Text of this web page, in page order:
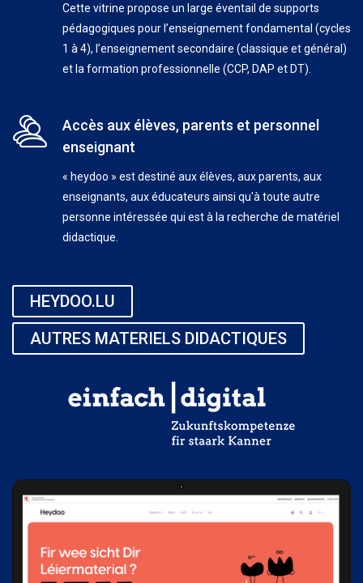
Cette vitrine propose un large éventail de supports
pédagogiques pour l’enseignement fondamental (cycles
1 à 4), l’enseignement secondaire (classique et général)
et la formation professionnelle (CCP, DAP et DT).
Accès aux élèves, parents et personnel
enseignant
« heydoo » est destiné aux élèves, aux parents, aux
enseignants, aux éducateurs ainsi qu'à toute autre
personne intéressée qui est à la recherche de matériel
didactique.
HEYDOO.LU
AUTRES MATERIELS DIDACTIQUES